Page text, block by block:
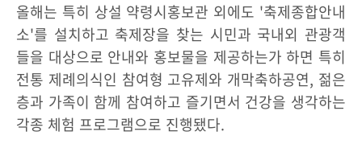
올해는 특히 상설 약령시홍보관 외에도 '축제종합안내
소'를 설치하고 축제장을 찾는 시민과 국내외 관광객
들을 대상으로 안내와 홍보물을 제공하는가 하면 특히
전통 제례의식인 참여형 고유제와 개막축하공연, 젊은
층과 가족이 함께 참여하고 즐기면서 건강을 생각하는
각종 체험 프로그램으로 진행됐다.